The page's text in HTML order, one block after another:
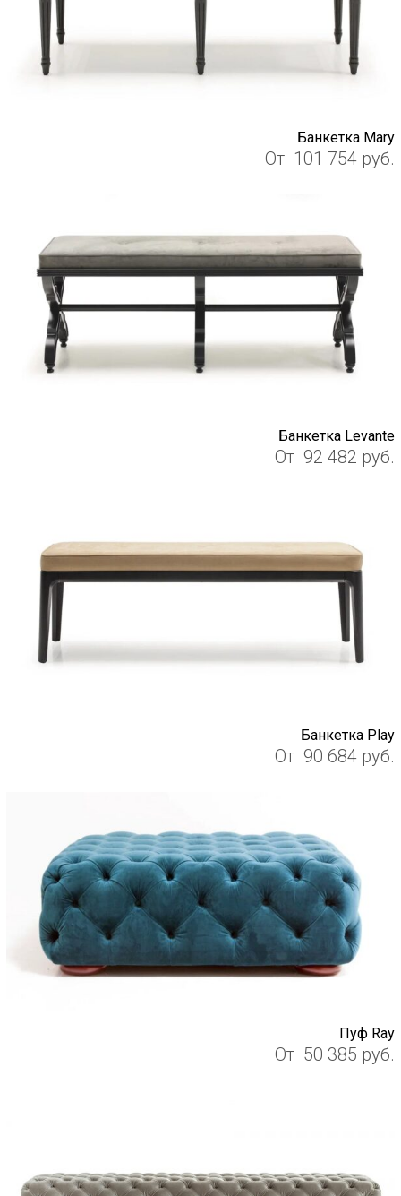
Банкетка Mary
От 101 754 руб.
Банкетка Levante
От 92 482 руб.
Банкетка Play
От 90 684 руб.
Пуф Ray
От 50 385 руб.